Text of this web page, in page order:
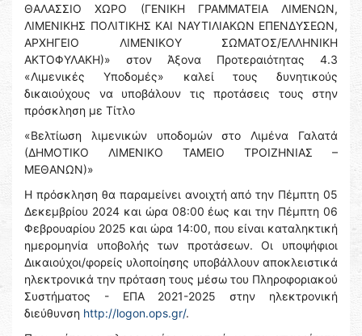
ΘΑΛΑΣΣΙΟ ΧΩΡΟ (ΓΕΝΙΚΗ ΓΡΑΜΜΑΤΕΙΑ ΛΙΜΕΝΩΝ,
ΛΙΜΕΝΙΚΗΣ ΠΟΛΙΤΙΚΗΣ ΚΑΙ ΝΑΥΤΙΛΙΑΚΩΝ ΕΠΕΝΔΥΣΕΩΝ,
ΑΡΧΗΓΕΙΟ ΛΙΜΕΝΙΚΟΥ ΣΩΜΑΤΟΣ/ΕΛΛΗΝΙΚΗ
ΑΚΤΟΦΥΛΑΚΗ)» στον Άξονα Προτεραιότητας 4.3
«Λιμενικές Υποδομές» καλεί τους δυνητικούς
δικαιούχους να υποβάλουν τις προτάσεις τους στην
πρόσκληση με Τίτλο
«Βελτίωση λιμενικών υποδομών στο Λιμένα Γαλατά
(ΔΗΜΟΤΙΚΟ ΛΙΜΕΝΙΚΟ ΤΑΜΕΙΟ ΤΡΟΙΖΗΝΙΑΣ –
ΜΕΘΑΝΩΝ)»
Η πρόσκληση θα παραμείνει ανοιχτή από την Πέμπτη 05
Δεκεμβρίου 2024 και ώρα 08:00 έως και την Πέμπτη 06
Φεβρουαρίου 2025 και ώρα 14:00, που είναι καταληκτική
ημερομηνία υποβολής των προτάσεων. Οι υποψήφιοι
Δικαιούχοι/φορείς υλοποίησης υποβάλλουν αποκλειστικά
ηλεκτρονικά την πρόταση τους μέσω του Πληροφοριακού
Συστήματος - ΕΠΑ 2021-2025 στην ηλεκτρονική
διεύθυνση http://logon.ops.gr/.